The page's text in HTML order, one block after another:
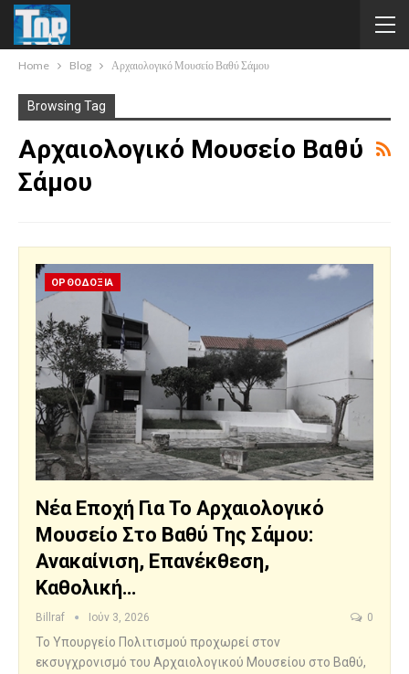
Home Blog Αρχαιολογικό Μουσείο Βαθύ Σάμου
Browsing Tag
Αρχαιολογικό Μουσείο Βαθύ
Σάμου
ΟΡΘΟΔΟΞΙΑ
Νέα Εποχή Για Το Αρχαιολογικό
Μουσείο Στο Βαθύ Της Σάμου:
Ανακαίνιση, Επανέκθεση,
Καθολική…
Billraf Ιούν 3, 2026 0
Το Υπουργείο Πολιτισμού προχωρεί στον
εκσυγχρονισμό του Αρχαιολογικού Μουσείου στο Βαθύ,